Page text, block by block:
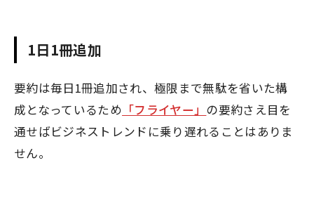
1日1冊追加
要約は毎日1冊追加され、極限まで無駄を省いた構
成となっているため 「フライヤー」 の要約さえ目を
通せばビジネストレンドに乗り遅れることはありま
せん。